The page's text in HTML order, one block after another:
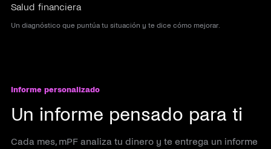
Salud financiera
Un diagnóstico que puntúa tu situación y te dice cómo mejorar.
Informe personalizado
Un informe pensado para ti
Cada mes, mPF analiza tu dinero y te entrega un informe